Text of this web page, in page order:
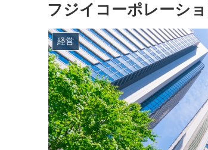
フジイコーポレーシ
経営